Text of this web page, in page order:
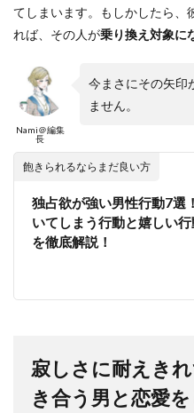
てしまいます。もしかしたら、
れば、その人が乗り換え対象に
Nami＠編集
長
今まさにその矢印
ません。
飽きられるならまだ良い方
独占欲が強い男性行動7選
いてしまう行動と嬉しい
を徹底解説！
寂しさに耐えき
き合う男と恋愛